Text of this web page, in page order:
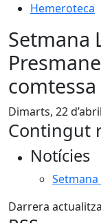
Hemeroteca
Setmana
Dimarts, 22
Contingut
Notícies
Darrera